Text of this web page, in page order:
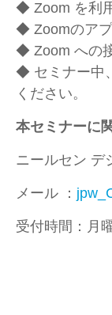
◆ Zoom を利
◆ Zoomのア
◆ Zoom への
◆ セミナー中
ください。
本セミナーに
ニールセン デ
メール ：
受付時間：月